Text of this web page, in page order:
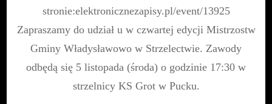
w
|
5
stronie:elektronicznezapisy.pl/event/13925
Zapraszamy do udział u w czwartej edycji Mistrzostw
Gminy Władysławowo w Strzelectwie. Zawody
odbędą się 5 listopada (środa) o godzinie 17:30 w
strzelnicy KS Grot w Pucku.